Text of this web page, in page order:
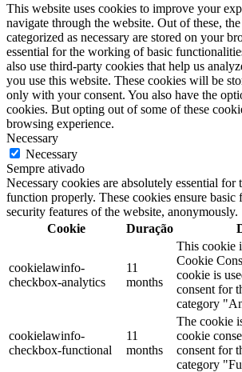
This website uses cookies to improve your
navigate through the website. Out of these,
categorized as necessary are stored on your
essential for the working of basic
also use third-party cookies that help us
you use this website. These cookies will be
only with your consent. You also have the
cookies. But opting out of some of these
browsing experience.
Necessary
Necessary
Sempre ativado
Necessary cookies are absolutely essential for
function properly. These cookies ensure basic
security features of the website, anonymously.
Cookie
Duração
cookielawinfo-
checkbox-analytics
11
months
This cookie
Cookie
cookie is
consent for
category
cookielawinfo-
checkbox-functional
11
months
The cookie
cookie
consent for
category